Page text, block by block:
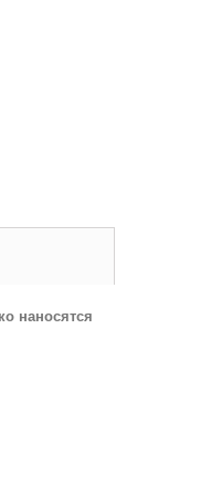
наносятся